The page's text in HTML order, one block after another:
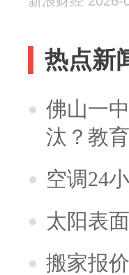
热点新
佛山一
汰？教
空调24
太阳表
搬家报